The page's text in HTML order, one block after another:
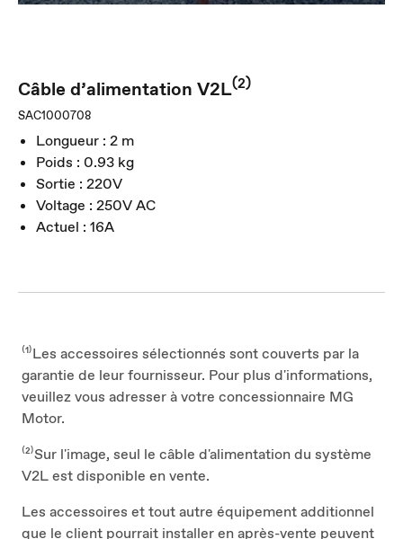
Câble d’alimentation V2L(2)
SAC1000708
Longueur : 2 m
Poids : 0.93 kg
Sortie : 220V
Voltage : 250V AC
Actuel : 16A
⁽¹⁾Les accessoires sélectionnés sont couverts par la
garantie de leur fournisseur. Pour plus d'informations,
veuillez vous adresser à votre concessionnaire MG
Motor.
⁽²⁾Sur l'image, seul le câble d'alimentation du système
V2L est disponible en vente.
Les accessoires et tout autre équipement additionnel
que le client pourrait installer en après-vente peuvent